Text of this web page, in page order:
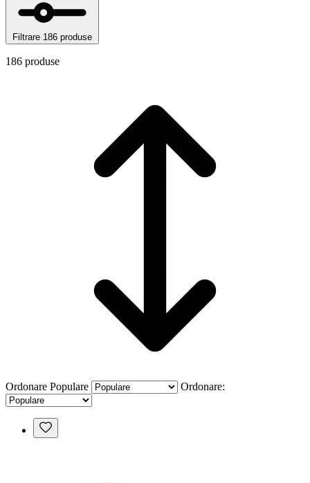
Filtrare 186 produse
186 produse
Ordonare Populare Ordonare: